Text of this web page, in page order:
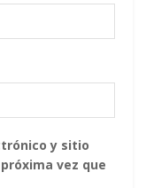
y sitio
vez que